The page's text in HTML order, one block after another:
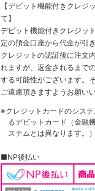
【デビット機能付きクレジ
て】
デビット機能付きクレジッ
定の預金口座から代金が引
クレジットの認証後に注文
れますが、返金されるまで
する可能性がございます。
ご遠慮頂きますようお願い
※クレジットカードのシス
るデビットカード（金融
ステムとは異なります。）
■NP後払い